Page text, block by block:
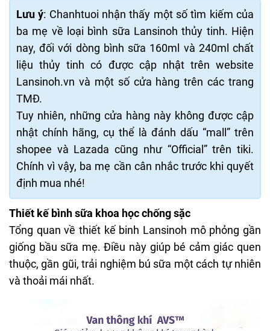
Lưu ý: Chanhtuoi nhận thấy một số tìm kiếm của
ba mẹ về loại bình sữa Lansinoh thủy tinh. Hiện
nay, đối với dòng bình sữa 160ml và 240ml chất
liệu thủy tinh có được cập nhật trên website
Lansinoh.vn và một số cửa hàng trên các trang
TMĐ.
Tuy nhiên, những cửa hàng này không được cập
nhật chính hãng, cụ thể là đánh dấu “mall” trên
shopee và Lazada cũng như “Official” trên tiki.
Chính vì vậy, ba mẹ cần cân nhắc trước khi quyết
định mua nhé!
Thiết kế bình sữa khoa học chống sặc
Tổng quan về thiết kế binh Lansinoh mô phỏng gần
giống bầu sữa mẹ. Điều này giúp bé cảm giác quen
thuộc, gần gũi, trải nghiệm bú sữa một cách tự nhiên
và thoải mái nhất.